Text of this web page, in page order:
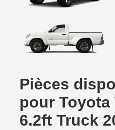
Pièces
pour Toyota
6.2ft Truck